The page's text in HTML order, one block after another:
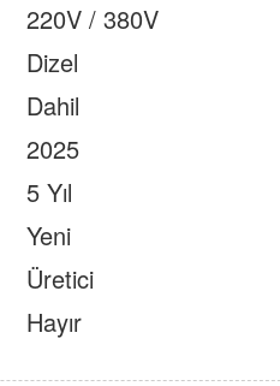
220V / 380V
Dizel
Dahil
2025
5 Yıl
Yeni
Üretici
Hayır